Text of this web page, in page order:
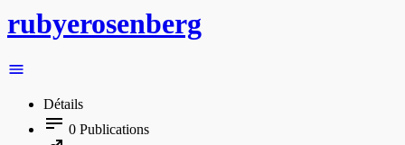
rubyerosenberg
Détails
0 Publications